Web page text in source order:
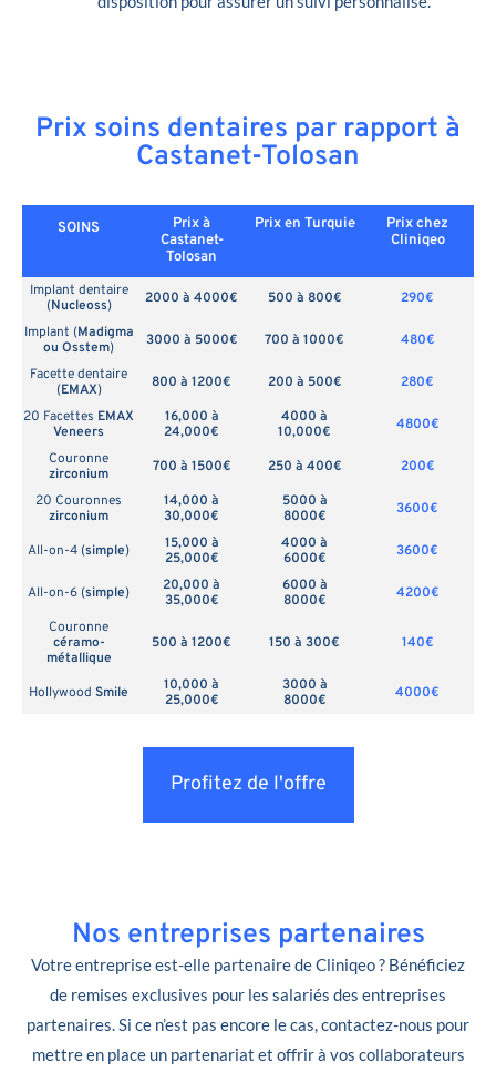
Prix soins dentaires par rapport à
Castanet-Tolosan
SOINS
Prix à
Castanet-
Tolosan
Prix en Turquie
Prix chez
Cliniqeo
Implant dentaire
(Nucleoss) 2000 à 4000€ 500 à 800€
290€
Implant (Madigma
ou Osstem) 3000 à 5000€ 700 à 1000€
480€
Facette dentaire
(EMAX) 800 à 1200€ 200 à 500€
280€
20 Facettes EMAX
Veneers
16,000 à
24,000€
4000 à
10,000€
4800€
Couronne
zirconium
700 à 1500€ 250 à 400€
200€
20 Couronnes
zirconium
14,000 à
30,000€
5000 à
8000€
3600€
All-on-4 (simple)
15,000 à
25,000€
4000 à
6000€
3600€
All-on-6 (simple)
20,000 à
35,000€
6000 à
8000€
4200€
Couronne
céramo-
métallique
500 à 1200€ 150 à 300€ 140€
Hollywood Smile
10,000 à
25,000€
3000 à
8000€
4000€
Profitez de l'offre
Nos entreprises partenaires
Votre entreprise est-elle partenaire de Cliniqeo ? Bénéficiez
de remises exclusives pour les salariés des entreprises
partenaires. Si ce n’est pas encore le cas, contactez-nous pour
mettre en place un partenariat et offrir à vos collaborateurs